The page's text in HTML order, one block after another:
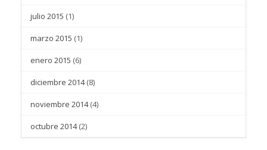
julio 2015 (1)
marzo 2015 (1)
enero 2015 (6)
diciembre 2014(8)
noviembre 2014(4)
octubre 2014(2)